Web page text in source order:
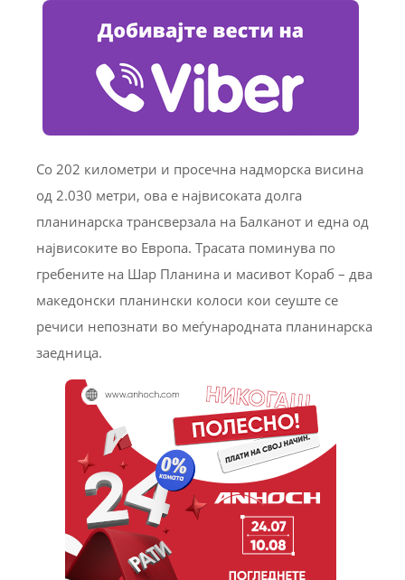
Со 202 километри и просечна надморска висина
од 2.030 метри, ова е највисоката долга
планинарска трансверзала на Балканот и една од
највисоките во Европа. Трасата поминува по
гребените на Шар Планина и масивот Кораб – два
македонски планински колоси кои сеуште се
речиси непознати во меѓународната планинарска
заедница.